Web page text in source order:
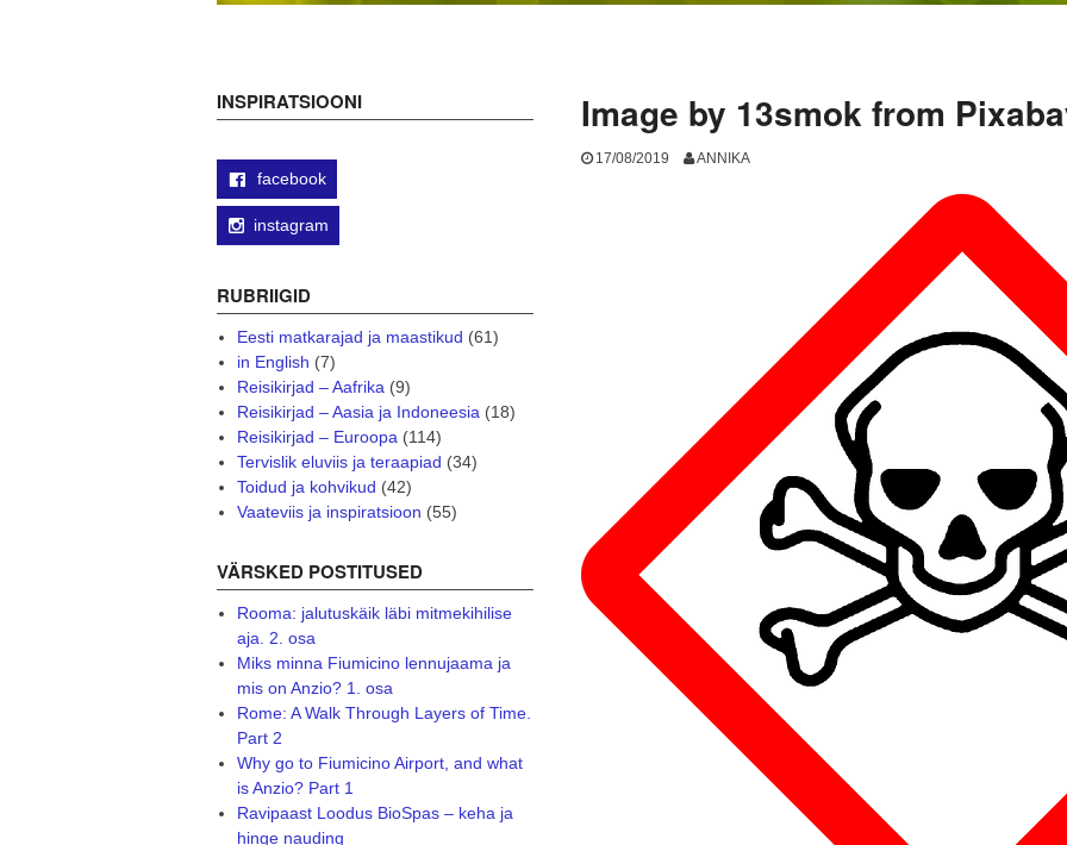
Image by 13smok from
17/08/2019 ANNIKA
INSPIRATSIOONI
facebook
instagram
RUBRIIGID
Eesti matkarajad ja maastikud (61)
in English (7)
Reisikirjad – Aafrika(9)
Reisikirjad – Aasia ja Indoneesia(18)
Reisikirjad – Euroopa(114)
Tervislik eluviis ja teraapiad (34)
Toidud ja kohvikud (42)
Vaateviis ja inspiratsioon (55)
VÄRSKED POSTITUSED
Rooma: jalutuskäik läbi mitmekihilise
aja. 2. osa
Miks minna Fiumicino lennujaama ja
mis on Anzio? 1. osa
Rome: A Walk Through Layers of Time.
Part 2
Why go to Fiumicino Airport, and what
is Anzio? Part 1
Ravipaast Loodus BioSpas – keha ja
hinge nauding